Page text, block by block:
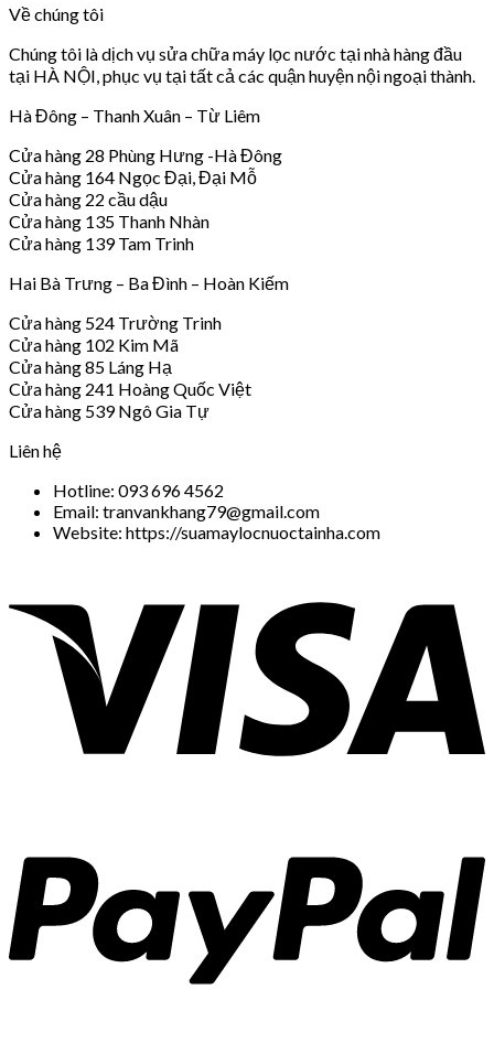
Về chúng tôi
Chúng tôi là dịch vụ sửa chữa máy lọc nước tại nhà hàng đầu
tại HÀ NỘI, phục vụ tại tất cả các quận huyện nội ngoại thành.
Hà Đông – Thanh Xuân – Từ Liêm
Cửa hàng 28 Phùng Hưng -Hà Đông
Cửa hàng 164 Ngọc Đại, Đại Mỗ
Cửa hàng 22 cầu dậu
Cửa hàng 135 Thanh Nhàn
Cửa hàng 139 Tam Trinh
Hai Bà Trưng – Ba Đình – Hoàn Kiếm
Cửa hàng 524 Trường Trinh
Cửa hàng 102 Kim Mã
Cửa hàng 85 Láng Hạ
Cửa hàng 241 Hoàng Quốc Việt
Cửa hàng 539 Ngô Gia Tự
Liên hệ
Hotline: 093 696 4562
Email: tranvankhang79@gmail.com
Website: https://suamaylocnuoctainha.com